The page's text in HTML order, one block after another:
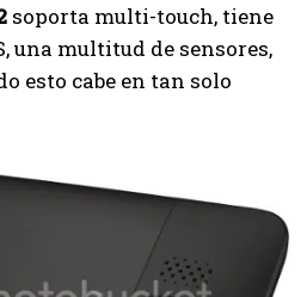
soporta multi-touch, tiene
una multitud de sensores,
esto cabe en tan solo